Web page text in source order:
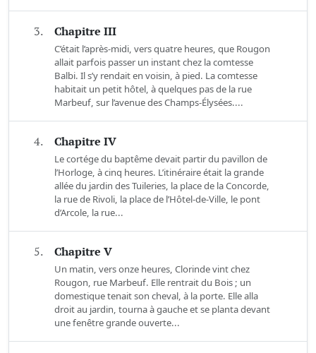
3. Chapitre III
C’était l’après-midi, vers quatre heures, que Rougon
allait parfois passer un instant chez la comtesse
Balbi. Il s’y rendait en voisin, à pied. La comtesse
habitait un petit hôtel, à quelques pas de la rue
Marbeuf, sur l’avenue des Champs-Élysées....
4. Chapitre IV
Le cortége du baptême devait partir du pavillon de
l’Horloge, à cinq heures. L’itinéraire était la grande
allée du jardin des Tuileries, la place de la Concorde,
la rue de Rivoli, la place de l’Hôtel-de-Ville, le pont
d’Arcole, la rue...
5. Chapitre V
Un matin, vers onze heures, Clorinde vint chez
Rougon, rue Marbeuf. Elle rentrait du Bois ; un
domestique tenait son cheval, à la porte. Elle alla
droit au jardin, tourna à gauche et se planta devant
une fenêtre grande ouverte...